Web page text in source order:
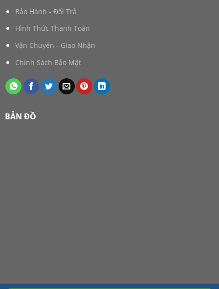
Bảo Hành - Đổi Trả
Hình Thức Thanh Toán
Vận Chuyển - Giao Nhận
Chính Sách Bảo Mật
BẢN ĐỒ